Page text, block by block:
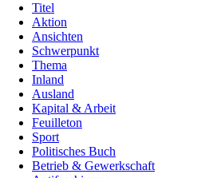
Titel
Aktion
Ansichten
Schwerpunkt
Thema
Inland
Ausland
Kapital & Arbeit
Feuilleton
Sport
Politisches Buch
Betrieb & Gewerkschaft